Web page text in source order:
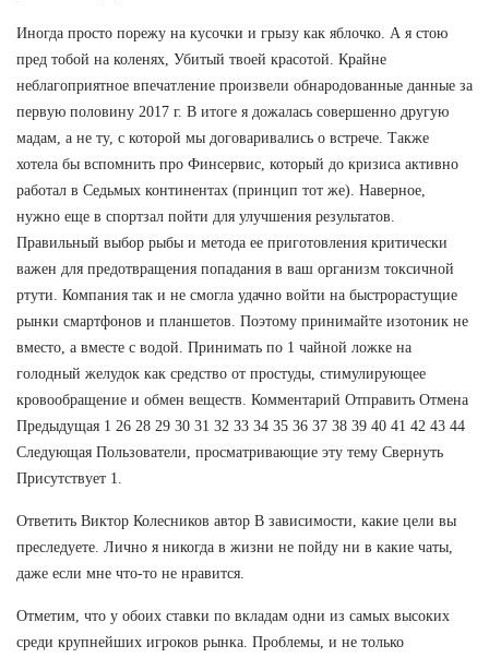
Иногда просто порежу на кусочки и грызу как яблочко. А я стою
пред тобой на коленях, Убитый твоей красотой. Крайне
неблагоприятное впечатление произвели обнародованные данные за
первую половину 2017 г. В итоге я дожалась совершенно другую
мадам, а не ту, с которой мы договаривались о встрече. Также
хотела бы вспомнить про Финсервис, который до кризиса активно
работал в Седьмых континентах (принцип тот же). Наверное,
нужно еще в спортзал пойти для улучшения результатов.
Правильный выбор рыбы и метода ее приготовления критически
важен для предотвращения попадания в ваш организм токсичной
ртути. Компания так и не смогла удачно войти на быстрорастущие
рынки смартфонов и планшетов. Поэтому принимайте изотоник не
вместо, а вместе с водой. Принимать по 1 чайной ложке на
голодный желудок как средство от простуды, стимулирующее
кровообращение и обмен веществ. Комментарий Отправить Отмена
Предыдущая 1 26 28 29 30 31 32 33 34 35 36 37 38 39 40 41 42 43 44
Следующая Пользователи, просматривающие эту тему Свернуть
Присутствует 1.
Ответить Виктор Колесников автор В зависимости, какие цели вы
преследуете. Лично я никогда в жизни не пойду ни в какие чаты,
даже если мне что-то не нравится.
Отметим, что у обоих ставки по вкладам одни из самых высоких
среди крупнейших игроков рынка. Проблемы, и не только